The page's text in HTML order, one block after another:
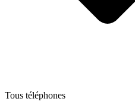
Tous téléphones